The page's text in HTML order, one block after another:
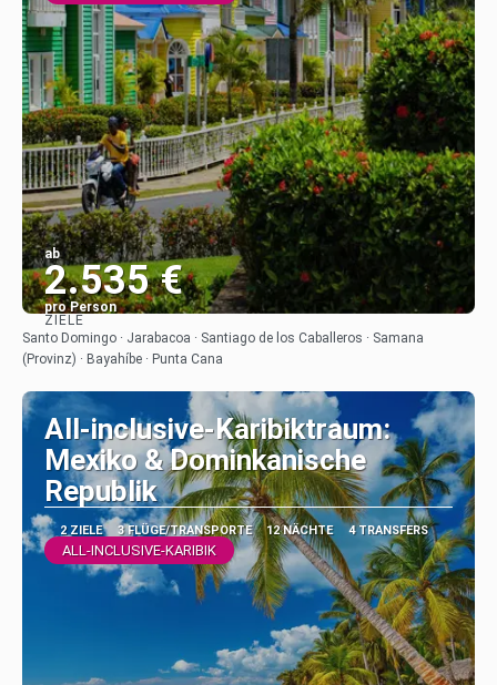
ab
2.535 €
pro Person
Sehen
ZIELE
Santo Domingo · Jarabacoa · Santiago de los Caballeros · Samana
(Provinz) · Bayahíbe · Punta Cana
All-inclusive-Karibiktraum:
Mexiko & Dominkanische
Republik
2 ZIELE 3 FLÜGE/TRANSPORTE 12 NÄCHTE 4 TRANSFERS
ALL-INCLUSIVE-KARIBIK